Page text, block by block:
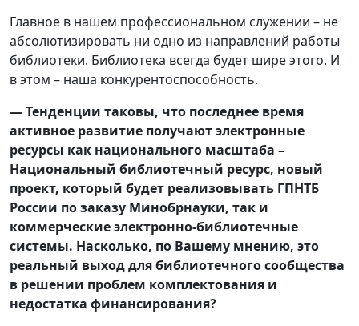
Главное в нашем профессиональном служении – не
абсолютизировать ни одно из направлений работы
библиотеки. Библиотека всегда будет шире этого. И
в этом – наша конкурентоспособность.
— Тенденции таковы, что последнее время
активное развитие получают электронные
ресурсы как национального масштаба –
Национальный библиотечный ресурс, новый
проект, который будет реализовывать ГПНТБ
России по заказу Минобрнауки, так и
коммерческие электронно-библиотечные
системы. Насколько, по Вашему мнению, это
реальный выход для библиотечного сообщества
в решении проблем комплектования и
недостатка финансирования?